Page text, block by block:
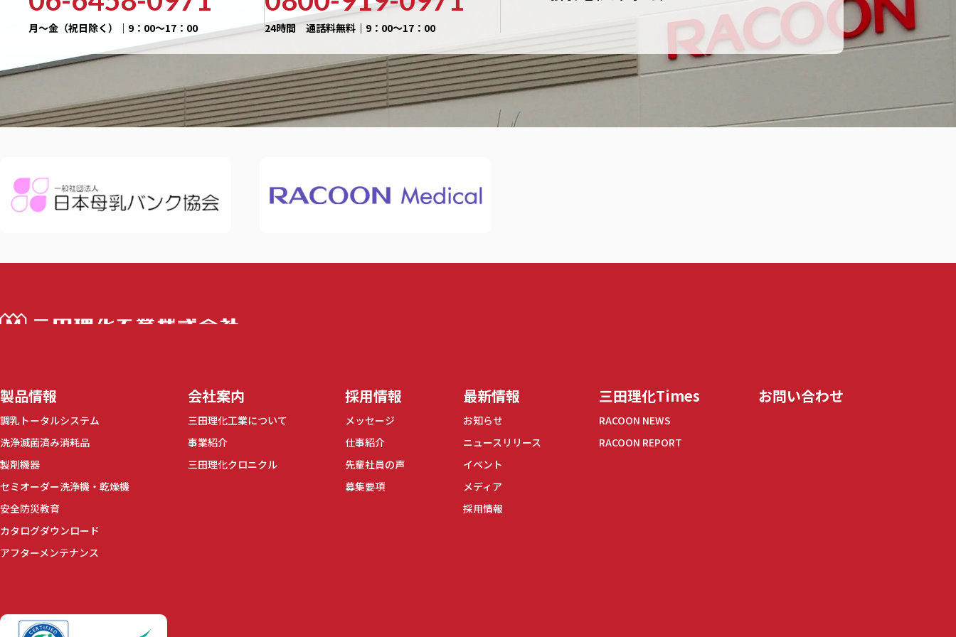
月〜金（祝日除く）｜9：00〜17：00 24時間 通話料無料｜9：00〜17：00
製品情報
調乳トータルシステム
洗浄滅菌済み消耗品
製剤機器
セミオーダー洗浄機・乾燥機
安全防災教育
カタログダウンロード
アフターメンテナンス
会社案内
三田理化工業について
事業紹介
三田理化クロニクル
採用情報
メッセージ
仕事紹介
先輩社員の声
募集要項
最新情報
お知らせ
ニュースリリース
イベント
メディア
採用情報
三田理化Times
RACOON NEWS
RACOON REPORT
お問い合わせ